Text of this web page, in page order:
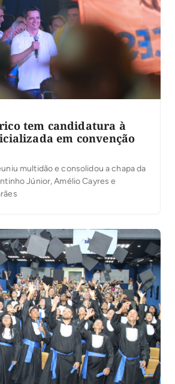
tem candidatura à
em convenção
multidão e consolidou a chapa da
Júnior, Amélio Cayres e